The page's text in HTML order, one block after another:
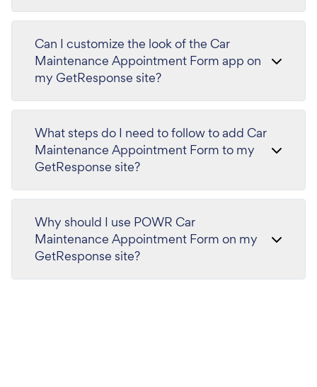
Can I customize the look of the Car
Maintenance Appointment Form app on
my GetResponse site?
What steps do I need to follow to add Car
Maintenance Appointment Form to my
GetResponse site?
Why should I use POWR Car
Maintenance Appointment Form on my
GetResponse site?